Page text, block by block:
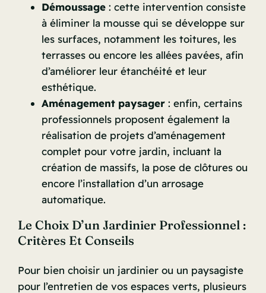
Démoussage: cette intervention consiste
à éliminer la mousse qui se développe sur
les surfaces, notamment les toitures, les
terrasses ou encore les allées pavées, afin
d’améliorer leur étanchéité et leur
esthétique.
Aménagement paysager: enfin, certains
professionnels proposent également la
réalisation de projets d’aménagement
complet pour votre jardin, incluant la
création de massifs, la pose de clôtures ou
encore l’installation d’un arrosage
automatique.
Le Choix D’un Jardinier Professionnel :
Critères Et Conseils
Pour bien choisir un jardinier ou un paysagiste
pour l’entretien de vos espaces verts, plusieurs